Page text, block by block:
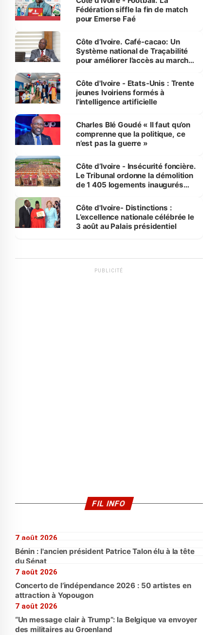
Fédération siffle la fin de match
pour Emerse Faé
Côte d’Ivoire. Café-cacao: Un
Système national de Traçabilité
pour améliorer l’accès au marché
Côte d'Ivoire - Etats-Unis : Trente
jeunes Ivoiriens formés à
l'intelligence artificielle
Charles Blé Goudé « Il faut qu’on
comprenne que la politique, ce
n’est pas la guerre »
Côte d’Ivoire - Insécurité foncière.
Le Tribunal ordonne la démolition
de 1 405 logements inaugurés
Bassam
Côte d'Ivoire- Distinctions :
L’excellence nationale célébrée le
3 août au Palais présidentiel
PUBLICITÉ
FIL INFO
7 août 2026
Bénin : l'ancien président Patrice Talon élu à la tête
du Sénat
7 août 2026
Concerto de l’indépendance 2026 : 50 artistes en
attraction à Yopougon
7 août 2026
“Un message clair à Trump”: la Belgique va envoyer
des militaires au Groenland